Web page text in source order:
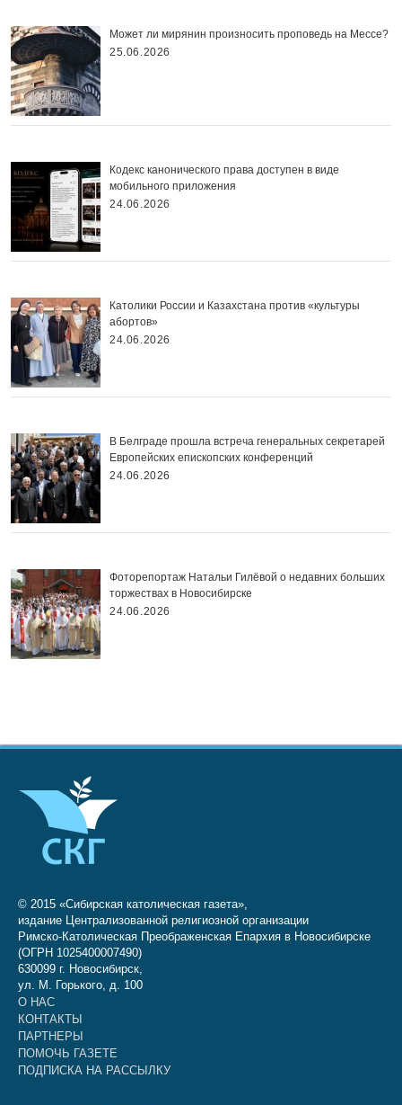
Может ли мирянин произносить проповедь на Мессе?
25.06.2026
Кодекс канонического права доступен в виде
мобильного приложения
24.06.2026
Католики России и Казахстана против «культуры
абортов»
24.06.2026
В Белграде прошла встреча генеральных секретарей
Европейских епископских конференций
24.06.2026
Фоторепортаж Натальи Гилёвой о недавних больших
торжествах в Новосибирске
24.06.2026
© 2015 «Сибирская католическая газета»,
издание Централизованной религиозной организации
Римско-Католическая Преображенская Епархия в Новосибирске
(ОГРН 1025400007490)
630099 г. Новосибирск,
ул. М. Горького, д. 100
О НАС
КОНТАКТЫ
ПАРТНЕРЫ
ПОМОЧЬ ГАЗЕТЕ
ПОДПИСКА НА РАССЫЛКУ